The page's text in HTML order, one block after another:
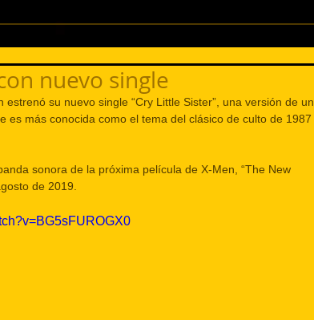
nuevo single
su nuevo single “Cry Little Sister”, una versión de un
es más conocida como el tema del clásico de culto de 1987
sonora de la próxima película de X-Men, “The New
de 2019.